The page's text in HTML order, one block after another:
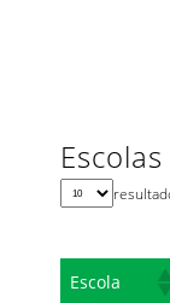
Escola